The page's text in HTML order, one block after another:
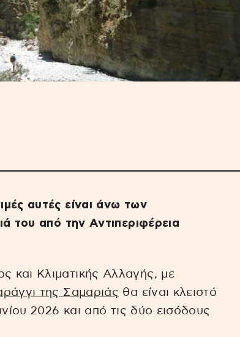
αυτές είναι άνω των
του από την Αντιπεριφέρεια
και Κλιματικής Αλλαγής, με
της Σαμαριάς θα είναι κλειστό
2026 και από τις δύο εισόδους